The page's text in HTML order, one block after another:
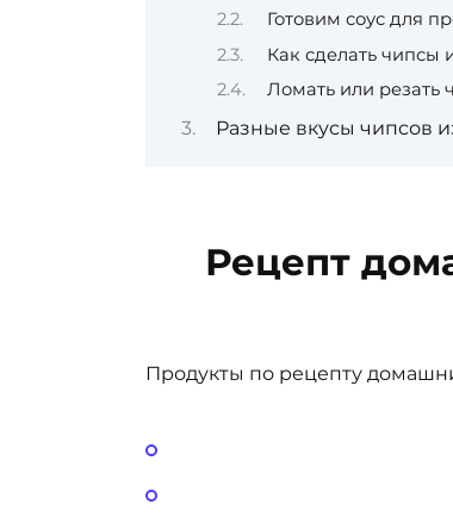
Готовим соус для
Как сделать чипсы
Ломать или резать
Разные вкусы чипсов
Рецепт
Продукты по рецепту